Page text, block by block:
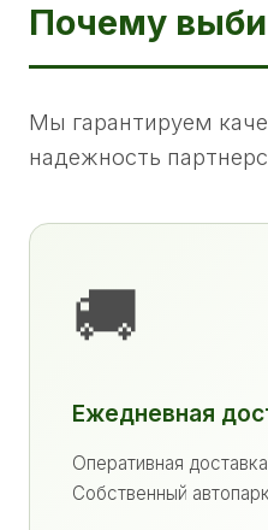
Почему
Мы гарантируем
надежность
🚚
Ежедневная
Оперативная
Собственный автопарк